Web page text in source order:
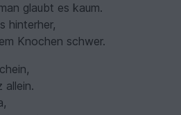
glaubt es kaum.
hinterher,
Knochen schwer.
allein.